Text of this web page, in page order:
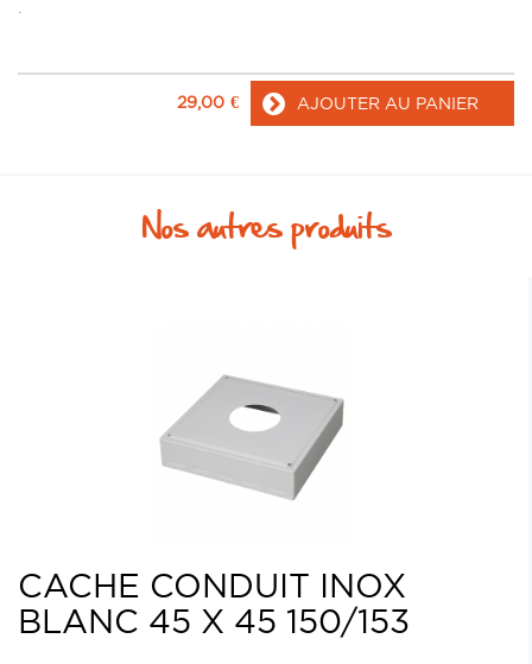
29,00 € AJOUTER AU PANIER
Nos autres produits
CACHE CONDUIT INOX
BLANC 45 X 45 150/153